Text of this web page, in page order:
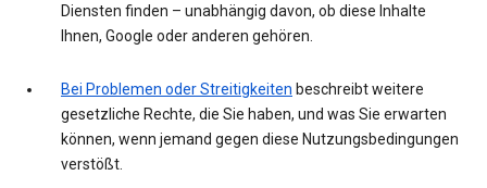
Diensten finden – unabhängig davon, ob diese Inhalte
Ihnen, Google oder anderen gehören.
Bei Problemen oder Streitigkeiten beschreibt weitere
gesetzliche Rechte, die Sie haben, und was Sie erwarten
können, wenn jemand gegen diese Nutzungsbedingungen
verstößt.